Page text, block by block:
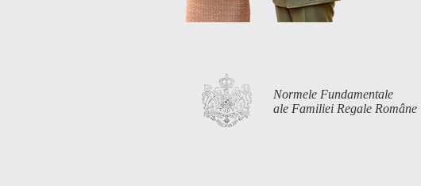
Normele Fundamentale
ale Familiei Regale Române